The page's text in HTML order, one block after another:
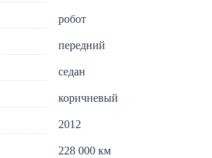
робот
передний
седан
коричневый
2012
228 000 км